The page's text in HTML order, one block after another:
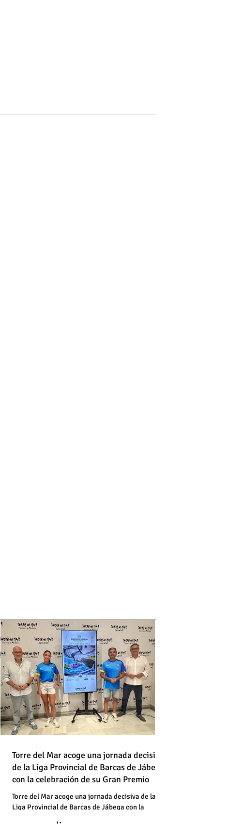
Un vehículo en llamas atraviesa
una vía en Torre del Mar junto a
una gasolinera
Un vehículo en llamas atraviesa
una vía en Torre del Mar junto a
Torre del Mar acoge una jornada decisiva
de la Liga Provincial de Barcas de Jábega
con la celebración de su Gran Premio
Torre del Mar acoge una jornada decisiva de la
Liga Provincial de Barcas de Jábega con la